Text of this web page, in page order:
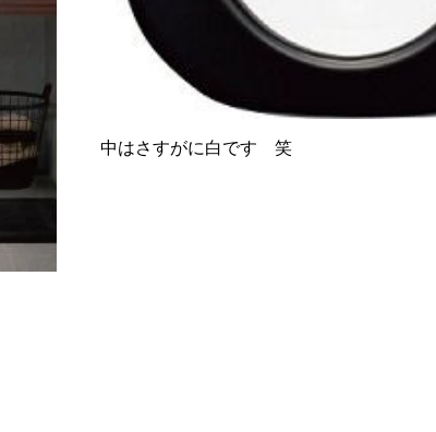
中はさすがに白です 笑